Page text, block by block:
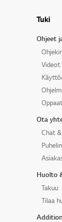
Tuki
Ohjeet
Videot
Ota
Chat
Puhelin
Huolto
Takuu
Tilaa